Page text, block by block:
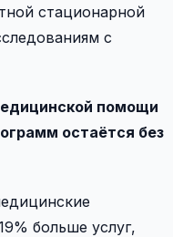
стационарной
с
помощи
остаётся без
больше услуг,